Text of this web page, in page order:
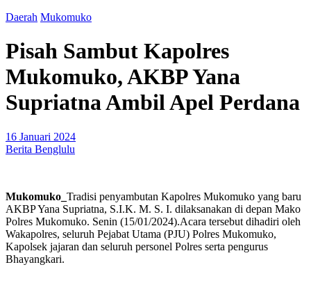
Daerah Mukomuko
Pisah Sambut Kapolres
Mukomuko, AKBP Yana
Supriatna Ambil Apel Perdana
16 Januari 2024
Berita Benglulu
Mukomuko_ Tradisi penyambutan Kapolres Mukomuko yang baru
AKBP Yana Supriatna, S.I.K. M. S. I. dilaksanakan di depan Mako
Polres Mukomuko. Senin (15/01/2024).Acara tersebut dihadiri oleh
Wakapolres, seluruh Pejabat Utama (PJU) Polres Mukomuko,
Kapolsek jajaran dan seluruh personel Polres serta pengurus
Bhayangkari.